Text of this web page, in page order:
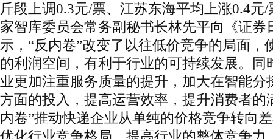
斤段上调0.3元/票、江苏东海平均上涨0.4元
家智库委员会常务副秘书长林先平向《证券
示，“反内卷”改变了以往低价竞争的局面，
的利润空间，有利于行业的可持续发展。同
业更加注重服务质量的提升，加大在智能分
方面的投入，提高运营效率，提升消费者的
内卷”推动快递企业从单纯的价格竞争转向